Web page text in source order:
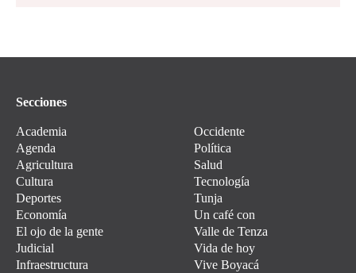
Secciones
Academia
Agenda
Agricultura
Cultura
Deportes
Economía
El ojo de la gente
Judicial
Infraestructura
Occidente
Política
Salud
Tecnología
Tunja
Un café con
Valle de Tenza
Vida de hoy
Vive Boyacá